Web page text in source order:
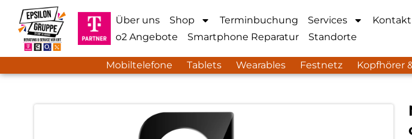
Über uns Shop Terminbuchung Services
Kontakt
o2 Angebote
Smartphone Reparatur Standorte
Mobiltelefone Tablets Wearables Festnetz Kopfhörer